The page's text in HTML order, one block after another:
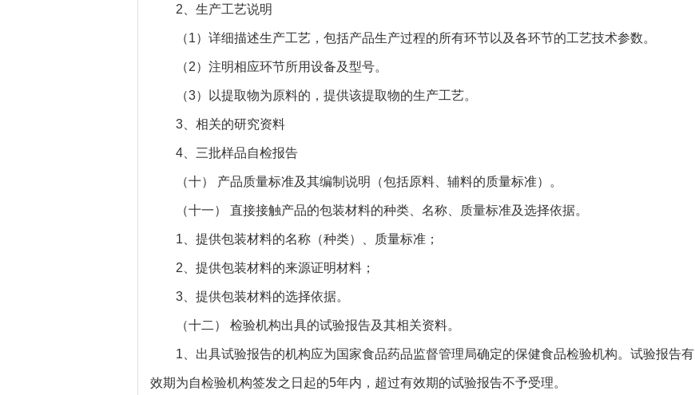
2、生产工艺说明
（1）详细描述生产工艺，包括产品生产过程的所有环节以及各环节的工艺技术参数。
（2）注明相应环节所用设备及型号。
（3）以提取物为原料的，提供该提取物的生产工艺。
3、相关的研究资料
4、三批样品自检报告
（十） 产品质量标准及其编制说明（包括原料、辅料的质量标准）。
（十一） 直接接触产品的包装材料的种类、名称、质量标准及选择依据。
1、提供包装材料的名称（种类）、质量标准；
2、提供包装材料的来源证明材料；
3、提供包装材料的选择依据。
（十二） 检验机构出具的试验报告及其相关资料。
1、出具试验报告的机构应为国家食品药品监督管理局确定的保健食品检验机构。试验报告有
效期为自检验机构签发之日起的5年内，超过有效期的试验报告不予受理。